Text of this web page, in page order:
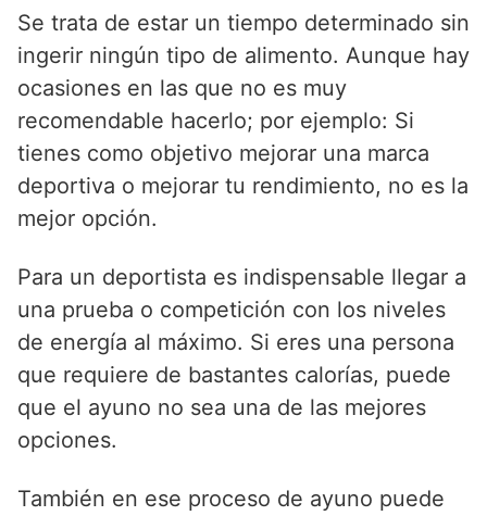
Se trata de estar un tiempo determinado sin
ingerir ningún tipo de alimento. Aunque hay
ocasiones en las que no es muy
recomendable hacerlo; por ejemplo: Si
tienes como objetivo mejorar una marca
deportiva o mejorar tu rendimiento, no es la
mejor opción.
Para un deportista es indispensable llegar a
una prueba o competición con los niveles
de energía al máximo. Si eres una persona
que requiere de bastantes calorías, puede
que el ayuno no sea una de las mejores
opciones.
También en ese proceso de ayuno puede